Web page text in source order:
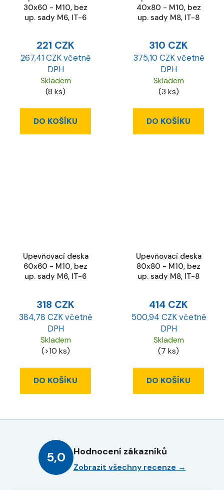
30x60 - M10, bez
up. sady M6, IT-6
221 CZK
267,41 CZK včetně
DPH
Skladem
(8 ks)
DO KOŠÍKU
40x80 - M10, bez
up. sady M8, IT-8
310 CZK
375,10 CZK včetně
DPH
Skladem
(3 ks)
DO KOŠÍKU
Upevňovací deska
60x60 - M10, bez
up. sady M6, IT-6
318 CZK
384,78 CZK včetně
DPH
Skladem
(>10 ks)
DO KOŠÍKU
Upevňovací deska
80x80 - M10, bez
up. sady M8, IT-8
414 CZK
500,94 CZK včetně
DPH
Skladem
(7 ks)
DO KOŠÍKU
5,0 Hodnocení zákazníků
Zobrazit všechny recenze →